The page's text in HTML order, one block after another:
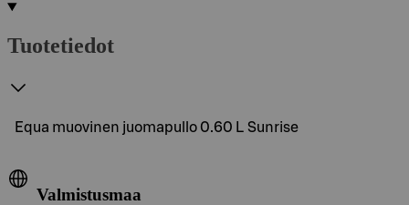
Tuotetiedot
Equa muovinen juomapullo 0.60 L Sunrise
Valmistusmaa